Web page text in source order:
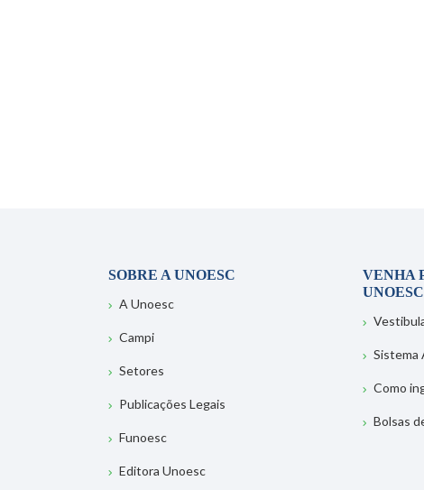
SOBRE A UNOESC
A Unoesc
Campi
Setores
Publicações Legais
Funoesc
Editora Unoesc
VENHA
UNOESC
Sistema
Como
Bolsas